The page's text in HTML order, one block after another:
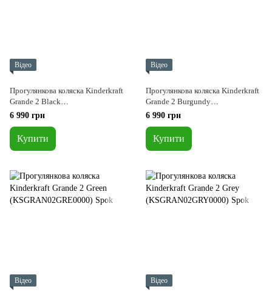
Відео
Прогулянкова коляска Kinderkraft
Grande 2 Black
(KSGRAN02BLK0000)
6 990 грн
Купити
Відео
Прогулянкова коляска Kinderkraft
Grande 2 Burgundy
(KSGRAN02BRG0000)
6 990 грн
Купити
Відео Відео